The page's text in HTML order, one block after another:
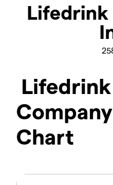
Lifedrink
Lifedrink
Chart